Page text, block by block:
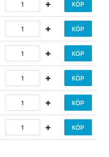
KÖP
KÖP
KÖP
KÖP
KÖP
KÖP